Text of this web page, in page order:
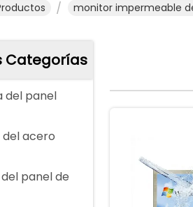
monitor impermeable
Categorías
del panel
del acero
panel de